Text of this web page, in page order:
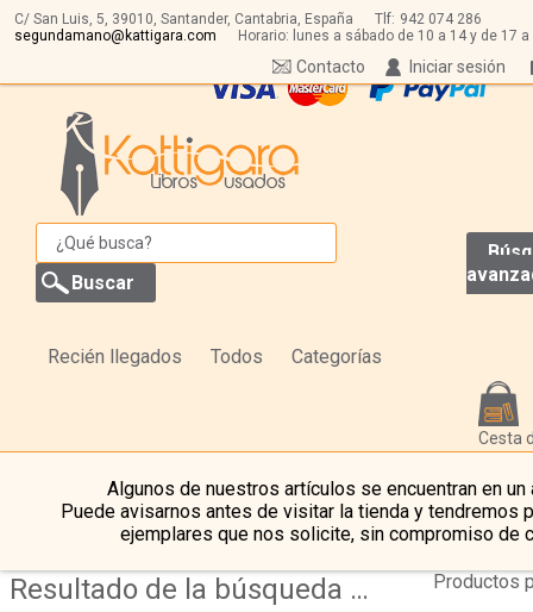
C/ San Luis, 5, 39010, Santander, Cantabria, España Tlf: 942 074 286
segundamano@kattigara.com
Horario: lunes a sábado de 10 a 14 y de 17 a
Iniciar sesión
Contacto
Recién llegados Todos Categorías
Cesta
Algunos de nuestros artículos se encuentran en un
Puede avisarnos antes de visitar la tienda y tendremos
ejemplares que nos solicite, sin compromiso de
Resultado de la búsqueda de autor gomez-buron,-joaquin
Productos